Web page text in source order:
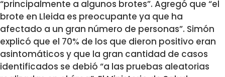
“principalmente a algunos brotes”. Agregó que “el
brote en Lleida es preocupante ya que ha
afectado a un gran número de personas”. Simón
explicó que el 70% de los que dieron positivo eran
asintomáticos y que la gran cantidad de casos
identificados se debió “a las pruebas aleatorias